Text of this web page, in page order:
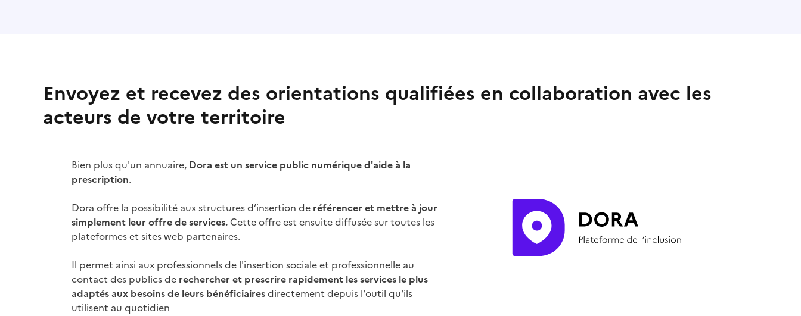
Envoyez et recevez des orientations qualifiées en collaboration avec les
acteurs de votre territoire
Bien plus qu'un annuaire, Dora est un service public numérique d'aide à la
prescription.
Dora offre la possibilité aux structures d’insertion de référencer et mettre à jour
simplement leur offre de services. Cette offre est ensuite diffusée sur toutes les
plateformes et sites web partenaires.
Il permet ainsi aux professionnels de l'insertion sociale et professionnelle au
contact des publics de rechercher et prescrire rapidement les services le plus
adaptés aux besoins de leurs bénéficiairesdirectement depuis l'outil qu'ils
utilisent au quotidien